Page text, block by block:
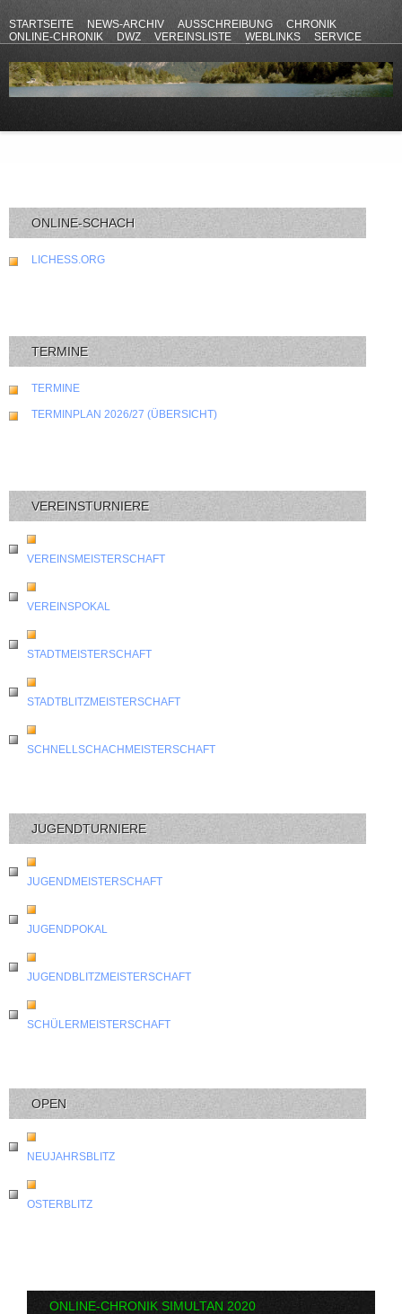
STARTSEITE NEWS-ARCHIV AUSSCHREIBUNG
CHRONIK
ONLINE-CHRONIK
DWZ VEREINSLISTE WEBLINKS
SERVICE
ONLINE-SCHACH
LICHESS.ORG
TERMINE
TERMINE
TERMINPLAN 2026/27 (ÜBERSICHT)
VEREINSTURNIERE
VEREINSMEISTERSCHAFT
VEREINSPOKAL
STADTMEISTERSCHAFT
STADTBLITZMEISTERSCHAFT
SCHNELLSCHACHMEISTERSCHAFT
JUGENDTURNIERE
JUGENDMEISTERSCHAFT
JUGENDPOKAL
JUGENDBLITZMEISTERSCHAFT
SCHÜLERMEISTERSCHAFT
OPEN
NEUJAHRSBLITZ
OSTERBLITZ
ONLINE-CHRONIK SIMULTAN 2020